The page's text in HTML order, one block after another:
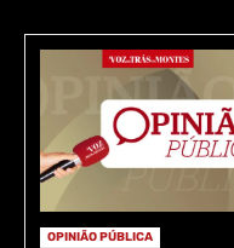
OPINIÃO PÚBLICA